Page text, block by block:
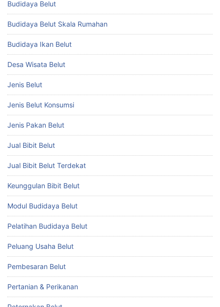
Budidaya Belut
Budidaya Belut Skala Rumahan
Budidaya Ikan Belut
Desa Wisata Belut
Jenis Belut
Jenis Belut Konsumsi
Jenis Pakan Belut
Jual Bibit Belut
Jual Bibit Belut Terdekat
Keunggulan Bibit Belut
Modul Budidaya Belut
Pelatihan Budidaya Belut
Peluang Usaha Belut
Pembesaran Belut
Pertanian & Perikanan